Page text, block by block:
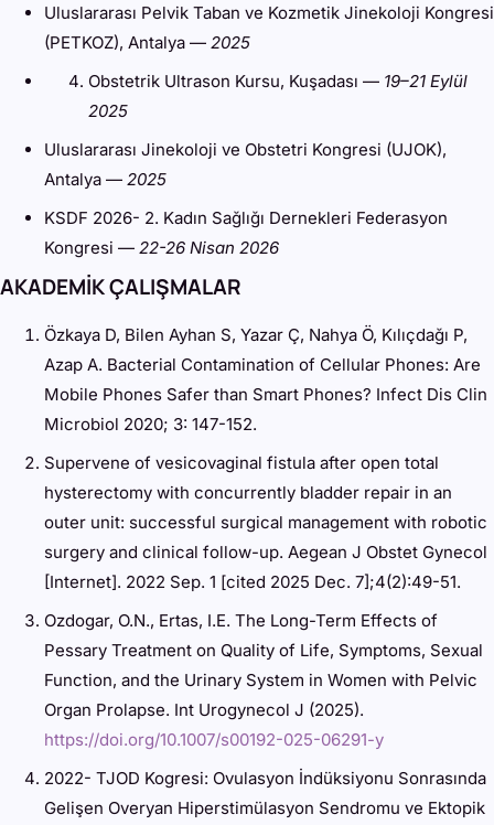
Uluslararası Pelvik Taban ve Kozmetik Jinekoloji Kongresi
(PETKOZ), Antalya — 2025
Obstetrik Ultrason Kursu, Kuşadası — 19–21 Eylül
2025
Uluslararası Jinekoloji ve Obstetri Kongresi (UJOK),
Antalya — 2025
KSDF 2026- 2. Kadın Sağlığı Dernekleri Federasyon
Kongresi — 22-26 Nisan 2026
AKADEMİK ÇALIŞMALAR
Özkaya D, Bilen Ayhan S, Yazar Ç, Nahya Ö, Kılıçdağı P,
Azap A. Bacterial Contamination of Cellular Phones: Are
Mobile Phones Safer than Smart Phones? Infect Dis Clin
Microbiol 2020; 3: 147-152.
Supervene of vesicovaginal fistula after open total
hysterectomy with concurrently bladder repair in an
outer unit: successful surgical management with robotic
surgery and clinical follow-up. Aegean J Obstet Gynecol
[Internet]. 2022 Sep. 1 [cited 2025 Dec. 7];4(2):49-51.
Ozdogar, O.N., Ertas, I.E. The Long-Term Effects of
Pessary Treatment on Quality of Life, Symptoms, Sexual
Function, and the Urinary System in Women with Pelvic
Organ Prolapse. Int Urogynecol J (2025).
https://doi.org/10.1007/s00192-025-06291-y
2022- TJOD Kogresi: Ovulasyon İndüksiyonu Sonrasında
Gelişen Overyan Hiperstimülasyon Sendromu ve Ektopik